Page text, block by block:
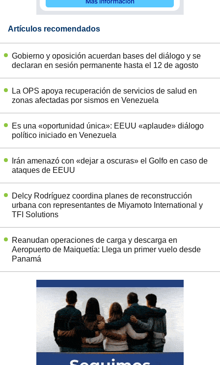
Artículos recomendados
Gobierno y oposición acuerdan bases del diálogo y se
declaran en sesión permanente hasta el 12 de agosto
La OPS apoya recuperación de servicios de salud en
zonas afectadas por sismos en Venezuela
Es una «oportunidad única»: EEUU «aplaude» diálogo
político iniciado en Venezuela
Irán amenazó con «dejar a oscuras» el Golfo en caso de
ataques de EEUU
Delcy Rodríguez coordina planes de reconstrucción
urbana con representantes de Miyamoto International y
TFI Solutions
Reanudan operaciones de carga y descarga en
Aeropuerto de Maiquetía: Llega un primer vuelo desde
Panamá